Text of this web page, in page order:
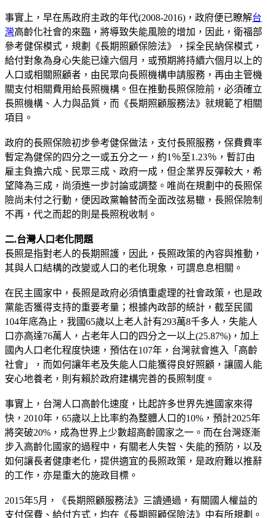
事實上，早在馬政府主政的年代(2008-2016)，政府便已瞭解台
灣高齡化社會的來臨，將導致失能風險的增加，因此，衛福部
參考健保模式，規劃《長期照顧保險法》，採全民納保模式，
給付對象為身心失能已達六個月，或預期將持續六個月以上的
人口或相關照顧者，由民眾向長照機構申請服務，再由主管機
關支付相關費用給長照機構。但在推動長照保險前，必須確立
長照機構、人力與品質，而《長期照顧服務法》就規範了相關
項目。
政府的長照保險初步參考健保做法，支付長照服務，保費費率
暫定為健保的四分之一或五分之一，約1％至1.23％，暫訂由
雇主負擔六成、民眾三成、政府一成，但企業界反彈較大，希
望降為三成，尚須進一步討論或調整。唯尚在規劃中的長照保
險尚未付之行動，便因政黨輪替而全面改弦易轍，長照保險制
不再，代之而起的則是長照稅收制。
二.台灣人口老化問題
長照是指對老人的長期照護，因此，長照政策的內容與推動，
其與人口結構的改變或人口的老化現象，可謂息息相關。
在民主國家中，長照是政府必須慎重處理的社會政策，也是政
黨能否獲得支持的重要考量；根據內政部的統計，截至民國
104年底為止，我國65歲以上老人計有293萬8千多人，失能人
口亦高達76萬人，占老年人口的四分之一以上(25.87%)，加上
國內人口老化程度快速，預估在107年，台灣就會進入「高齡
社會」，而如何讓年老及失能人口能獲得良好照顧，讓國人能
安心地養老，則有賴於政府建構完善的長照制度。
事實上，台灣人口高齡化速度，比起許多世界先進國家來得
快，2010年，65歲以上比率約為整體人口的10%，預計2025年
將突破20%，成為世界上少數超高齡國家之一。而在台灣逐漸
步入高齡化國家的過程中，有關老人失智、失能的預防，以及
如何讓長者健康老化，提供適宜的長照政策，是政府難以推辭
的工作，亦是重大的施政目標。
2015年5月，《長期照顧服務法》三讀通過，有關國人權益的
支付保費、給付方式，均在《長期照顧保險法》中有所規劃。